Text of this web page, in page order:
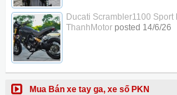
Ducati Scrambler1100 Sport
ThanhMotorposted 14/6/26
Mua Bán xe tay ga, xe số PKN